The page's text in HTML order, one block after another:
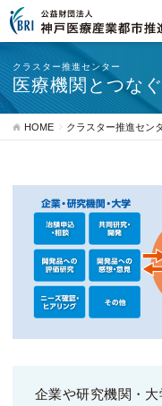
クラスター推進センター
医療機関とつなぐ
HOME クラスター推進セン
企業や研究機関・